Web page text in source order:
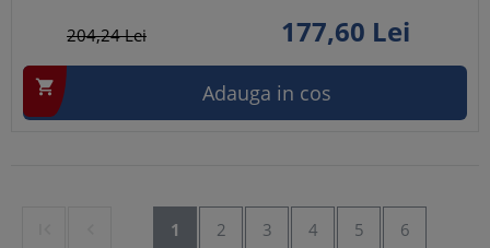
204,24Lei 177,60 Lei
 Adauga in cos
1 2 3 4 5 6